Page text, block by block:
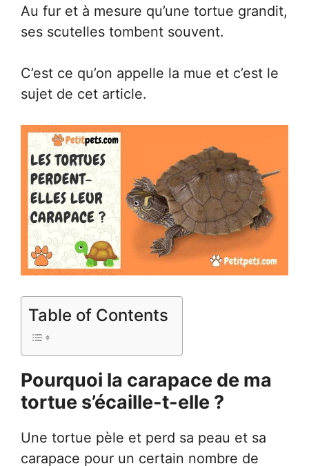
Au fur et à mesure qu’une tortue grandit,
ses scutelles tombent souvent.
C’est ce qu’on appelle la mue et c’est le
sujet de cet article.
Table of Contents
Pourquoi la carapace de ma
tortue s’écaille-t-elle ?
Une tortue pèle et perd sa peau et sa
carapace pour un certain nombre de